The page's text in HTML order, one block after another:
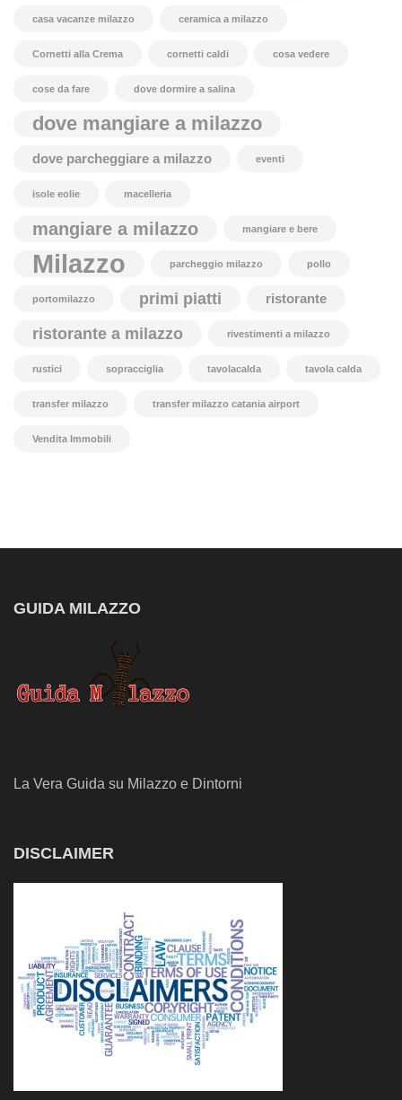
casa vacanze milazzo ceramica a milazzo
Cornetti alla Crema cornetti caldi cosa vedere
cose da fare dove dormire a salina
dove mangiare a milazzo
dove parcheggiare a milazzo eventi
isole eolie macelleria
mangiare a milazzo mangiare e bere
Milazzo parcheggio milazzo pollo
portomilazzo primi piatti ristorante
ristorante a milazzo rivestimenti a milazzo
rustici sopracciglia tavolacalda tavola calda
transfer milazzo transfer milazzo catania airport
Vendita Immobili
GUIDA MILAZZO
La Vera Guida su Milazzo e Dintorni
DISCLAIMER